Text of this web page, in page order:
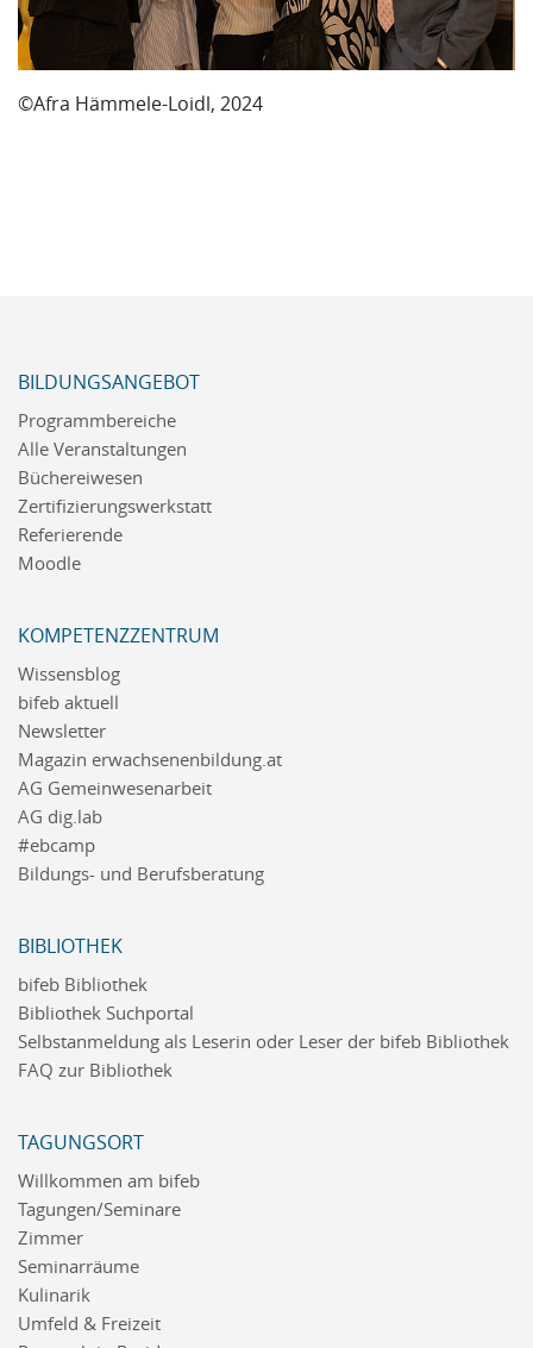
©Afra Hämmele-Loidl, 2024
BILDUNGSANGEBOT
Programmbereiche
Alle Veranstaltungen
Büchereiwesen
Zertifizierungswerkstatt
Referierende
Moodle
KOMPETENZZENTRUM
Wissensblog
bifeb aktuell
Newsletter
Magazin erwachsenenbildung.at
AG Gemeinwesenarbeit
AG dig.lab
#ebcamp
Bildungs- und Berufsberatung
BIBLIOTHEK
bifeb Bibliothek
Bibliothek Suchportal
Selbstanmeldung als Leserin oder Leser der bifeb Bibliothek
FAQ zur Bibliothek
TAGUNGSORT
Willkommen am bifeb
Tagungen/Seminare
Zimmer
Seminarräume
Kulinarik
Umfeld & Freizeit